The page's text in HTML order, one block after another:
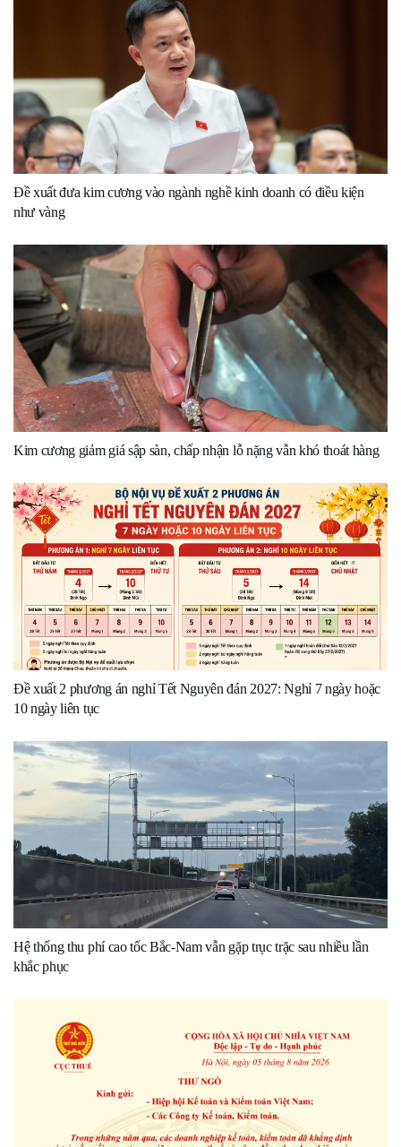
Đề xuất đưa kim cương vào ngành nghề kinh doanh có điều kiện
như vàng
Kim cương giảm giá sập sàn, chấp nhận lỗ nặng vẫn khó thoát hàng
Đề xuất 2 phương án nghỉ Tết Nguyên đán 2027: Nghỉ 7 ngày hoặc
10 ngày liên tục
Hệ thống thu phí cao tốc Bắc-Nam vẫn gặp trục trặc sau nhiều lần
khắc phục